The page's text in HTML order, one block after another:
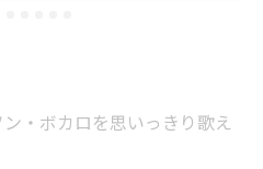
・ボカロを思いっきり歌え